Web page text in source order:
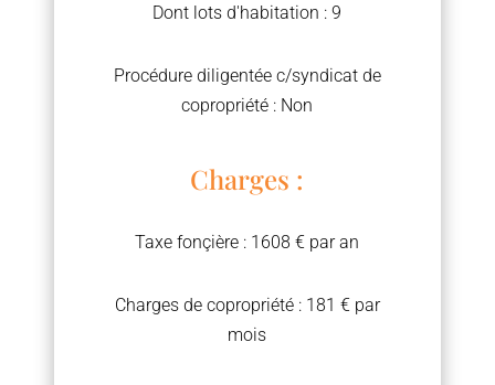
Dont lots d'habitation : 9
Procédure diligentée c/syndicat de
copropriété : Non
Charges :
Taxe fonçière : 1608 € par an
Charges de copropriété : 181 € par
mois